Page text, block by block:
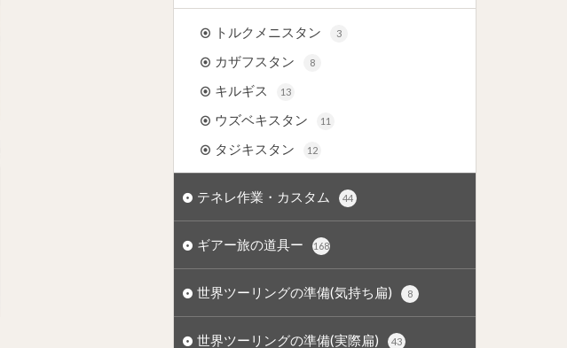
トルクメニスタン 3
カザフスタン 8
キルギス 13
ウズベキスタン 11
タジキスタン 12
テネレ作業・カスタム 44
ギアー旅の道具ー 168
世界ツーリングの準備(気持ち扁) 8
世界ツーリングの準備(実際扁) 43